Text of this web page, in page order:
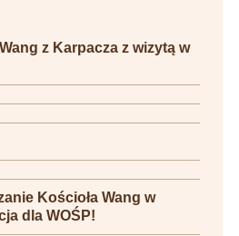
z Karpacza z wizytą w
Kościoła Wang w
dla WOŚP!